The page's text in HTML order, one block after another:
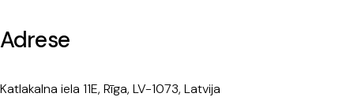
Adrese
Katlakalna iela 11E, Rīga, LV-1073, Latvija